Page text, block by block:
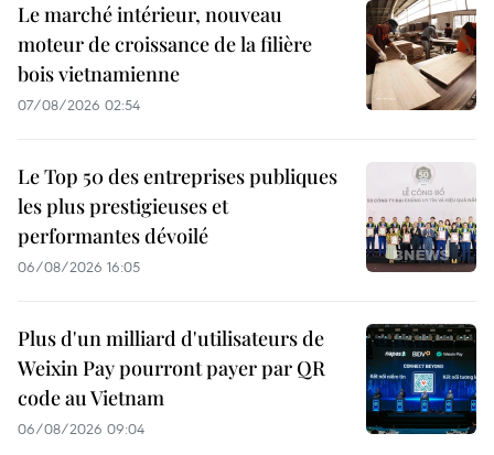
Le marché intérieur, nouveau
moteur de croissance de la filière
bois vietnamienne
07/08/2026 02:54
Le Top 50 des entreprises publiques
les plus prestigieuses et
performantes dévoilé
06/08/2026 16:05
Plus d'un milliard d'utilisateurs de
Weixin Pay pourront payer par QR
code au Vietnam
06/08/2026 09:04